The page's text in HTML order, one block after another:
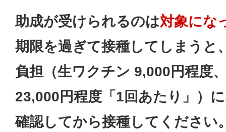
助成が受けられるのは対象にな
期限を過ぎて接種してしまうと
負担（生ワクチン 9,000円程度
23,000円程度「1回あたり」）
確認してから接種してください